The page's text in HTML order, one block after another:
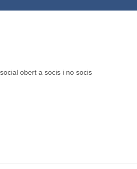
obert a socis i no socis